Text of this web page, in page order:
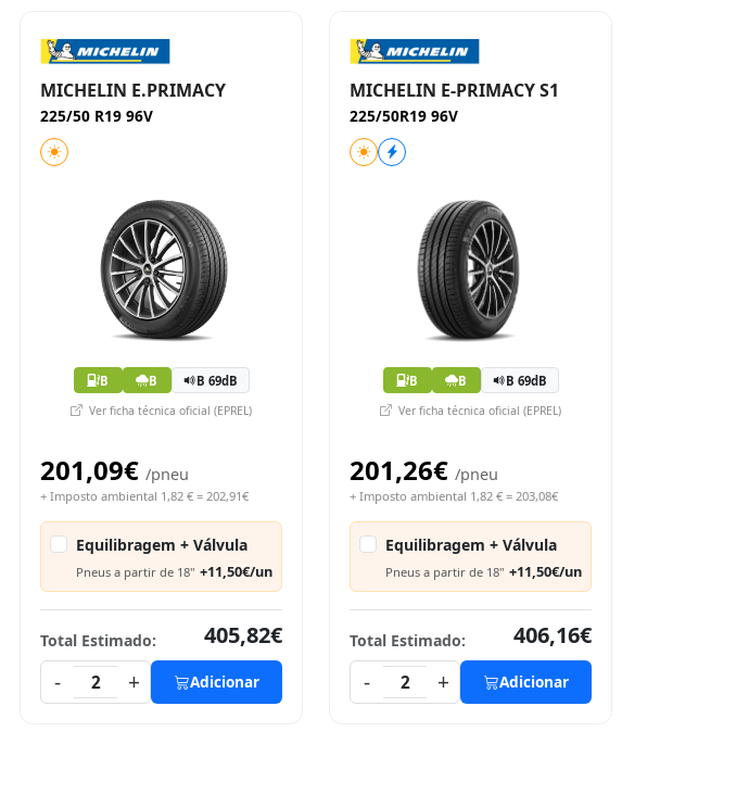
MICHELIN E.PRIMACY
225/50 R19 96V
B B B 69dB
Ver ficha técnica oficial (EPREL)
201,09€ /pneu
+ Imposto ambiental 1,82 € = 202,91€
Equilibragem + Válvula
Pneus a partir de 18" +11,50€/un
Total Estimado:
405,82€
-
2 + Adicionar
MICHELIN E-PRIMACY S1
225/50R19 96V
B B B 69dB
Ver ficha técnica oficial (EPREL)
201,26€ /pneu
+ Imposto ambiental 1,82 € = 203,08€
Equilibragem + Válvula
Pneus a partir de 18" +11,50€/un
Total Estimado:
406,16€
-
2 + Adicionar